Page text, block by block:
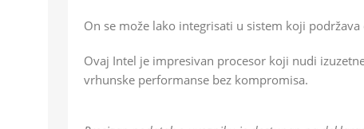
On se može lako integrisati u sistem koji
Ovaj Intel je impresivan procesor koji nudi
vrhunske performanse bez kompromisa.